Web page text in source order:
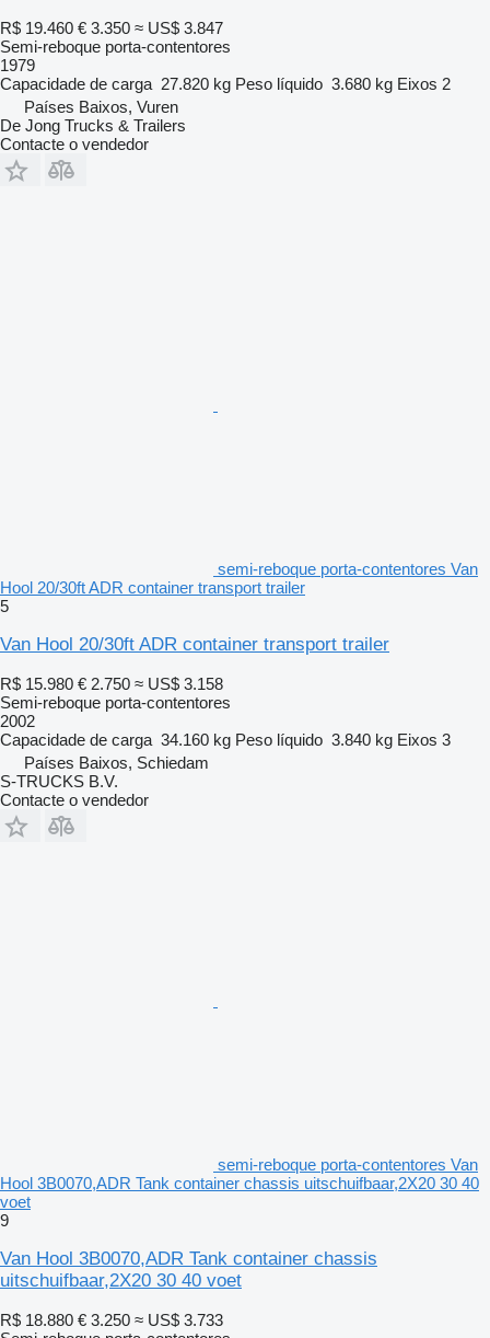
R$ 19.460 € 3.350 ≈ US$ 3.847
Semi-reboque porta-contentores
1979
Capacidade de carga 27.820 kg Peso líquido 3.680 kg Eixos 2
Países Baixos, Vuren
De Jong Trucks & Trailers
Contacte o vendedor
semi-reboque porta-contentores Van
Hool 20/30ft ADR container transport trailer
5
Van Hool 20/30ft ADR container transport trailer
R$ 15.980 € 2.750 ≈ US$ 3.158
Semi-reboque porta-contentores
2002
Capacidade de carga 34.160 kg Peso líquido 3.840 kg Eixos 3
Países Baixos, Schiedam
S-TRUCKS B.V.
Contacte o vendedor
semi-reboque porta-contentores Van
Hool 3B0070,ADR Tank container chassis uitschuifbaar,2X20 30 40
voet
9
Van Hool 3B0070,ADR Tank container chassis
uitschuifbaar,2X20 30 40 voet
R$ 18.880 € 3.250 ≈ US$ 3.733